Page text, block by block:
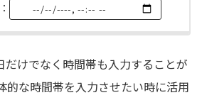
けでなく時間帯も入力することが
的な時間帯を入力させたい時に活用